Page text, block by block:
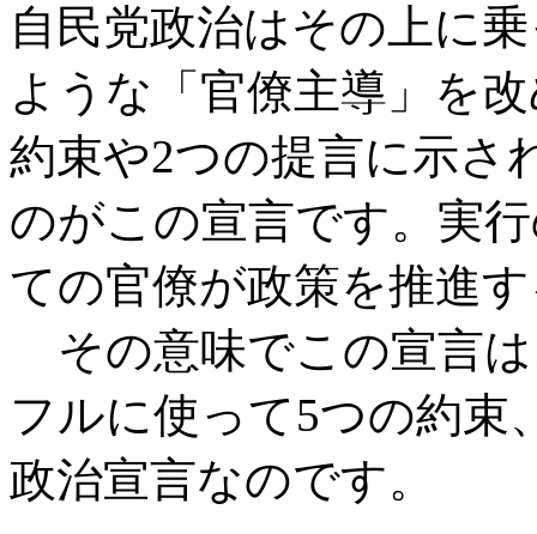
自民党政治はその上に
ような「官僚主導」を
約束や2つの提言に示さ
のがこの宣言です。実
ての官僚が政策を推進
その意味でこの宣言
フルに使って5つの約束
政治宣言なのです。